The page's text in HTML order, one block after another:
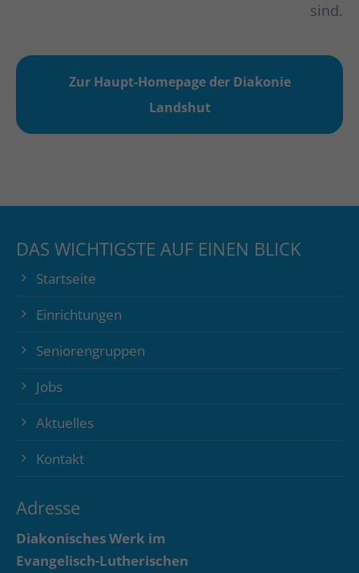
sind.
Zur Haupt-Homepage der Diakonie
Landshut
DAS WICHTIGSTE AUF EINEN BLICK
Startseite
Einrichtungen
Seniorengruppen
Jobs
Aktuelles
Kontakt
Adresse
Diakonisches Werk im
Evangelisch-Lutherischen